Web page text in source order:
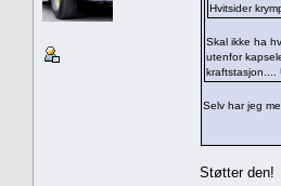
Hvitsider
Skal ikke ha
utenfor
kraftstasjon....
Selv har jeg
Støtter den!